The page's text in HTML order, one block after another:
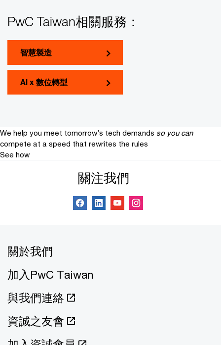
PwC Taiwan相關服務：
智慧製造
AI x 數位轉型
We help you meet tomorrow’s tech demands so you can
compete at a speed that rewrites the rules
See how
關注我們
關於我們
加入PwC Taiwan
與我們連絡
資誠之友會